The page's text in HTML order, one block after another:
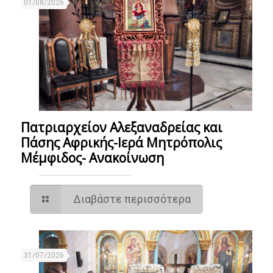
01/08/2026
Πατριαρχείον Αλεξαναδρείας και
Πάσης Αφρικής-Ιερά Μητρόπολις
Μέμφιδος- Ανακοίνωση
Διαβάστε περισσότερα
31/07/2026